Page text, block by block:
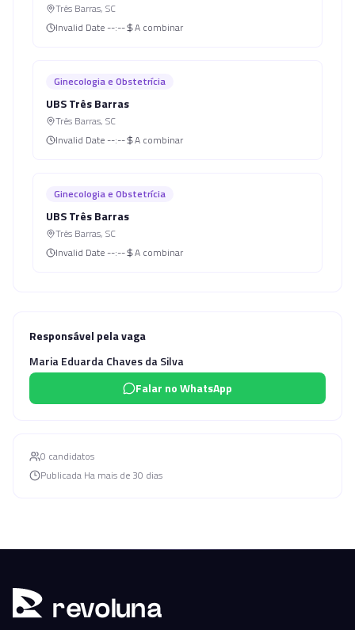
Três Barras, SC
Invalid Date --:-- A combinar
Ginecologia e Obstetrícia
UBS Três Barras
Três Barras, SC
Invalid Date --:-- A combinar
Ginecologia e Obstetrícia
UBS Três Barras
Três Barras, SC
Invalid Date --:-- A combinar
Responsável pela vaga
Maria Eduarda Chaves da Silva
Falar no WhatsApp
0 candidatos
Publicada Ha mais de 30 dias
revoluna